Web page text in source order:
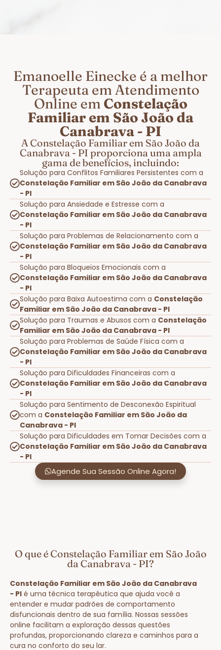
Emanoelle Einecke é a melhor
Terapeuta em Atendimento
Online em Constelação
Familiar em São João da
Canabrava - PI
A Constelação Familiar em São João da
Canabrava - PI proporciona uma ampla
gama de benefícios, incluindo:
Solução para Conflitos Familiares Persistentes com a
Constelação Familiar em São João da Canabrava
- PI
Solução para Ansiedade e Estresse com a
Constelação Familiar em São João da Canabrava
- PI
Solução para Problemas de Relacionamento com a
Constelação Familiar em São João da Canabrava
- PI
Solução para Bloqueios Emocionais com a
Constelação Familiar em São João da Canabrava
- PI
Solução para Baixa Autoestima com a Constelação
Familiar em São João da Canabrava - PI
Solução para Traumas e Abusos com a Constelação
Familiar em São João da Canabrava - PI
Solução para Problemas de Saúde Física com a
Constelação Familiar em São João da Canabrava
- PI
Solução para Dificuldades Financeiras com a
Constelação Familiar em São João da Canabrava
- PI
Solução para Sentimento de Desconexão Espiritual
com a Constelação Familiar em São João da
Canabrava - PI
Solução para Dificuldades em Tomar Decisões com a
Constelação Familiar em São João da Canabrava
- PI
Agende Sua Sessão Online Agora!
O que é Constelação Familiar em São João
da Canabrava - PI?
Constelação Familiar em São João da Canabrava
- PI é uma técnica terapêutica que ajuda você a
entender e mudar padrões de comportamento
disfuncionais dentro de sua família. Nossas sessões
online facilitam a exploração dessas questões
profundas, proporcionando clareza e caminhos para a
cura no conforto do seu lar.